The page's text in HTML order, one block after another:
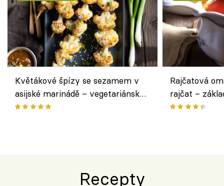
Květákové špízy se sezamem v
asijské marinádě – vegetariánská
chuťovka z grilu
Rajčatová
rajčat –
Recepty